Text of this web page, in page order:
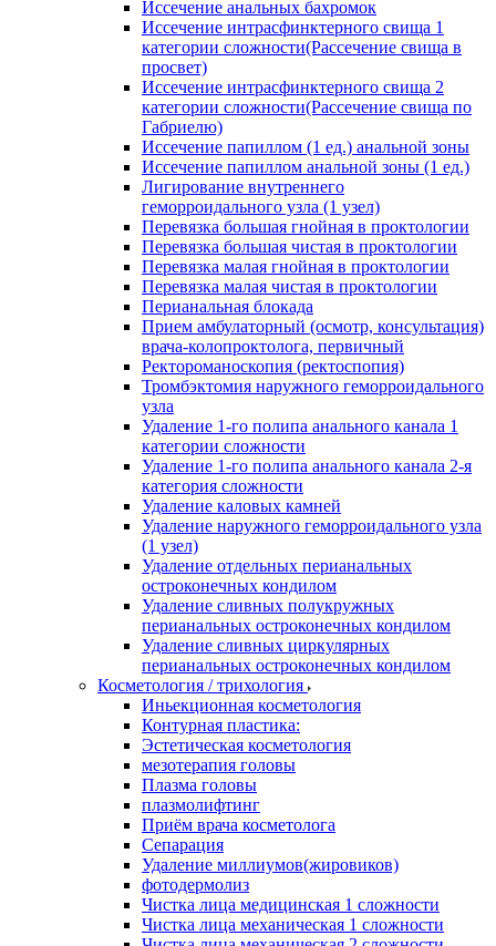
Иссечение анальных бахромок
Иссечение интрасфинктерного свища 1
категории сложности(Рассечение свища в
просвет)
Иссечение интрасфинктерного свища 2
категории сложности(Рассечение свища по
Габриелю)
Иссечение папиллом (1 ед.) анальной зоны
Иссечение папиллом анальной зоны (1 ед.)
Лигирование внутреннего
геморроидального узла (1 узел)
Перевязка большая гнойная в проктологии
Перевязка большая чистая в проктологии
Перевязка малая гнойная в проктологии
Перевязка малая чистая в проктологии
Перианальная блокада
Прием амбулаторный (осмотр, консультация)
врача-колопроктолога, первичный
Ректороманоскопия (ректоспопия)
Тромбэктомия наружного геморроидального
узла
Удаление 1-го полипа анального канала 1
категории сложности
Удаление 1-го полипа анального канала 2-я
категория сложности
Удаление каловых камней
Удаление наружного геморроидального узла
(1 узел)
Удаление отдельных перианальных
остроконечных кондилом
Удаление сливных полукружных
перианальных остроконечных кондилом
Удаление сливных циркулярных
перианальных остроконечных кондилом
Косметология / трихология
Иньекционная косметология
Контурная пластика:
Эстетическая косметология
мезотерапия головы
Плазма головы
плазмолифтинг
Приём врача косметолога
Сепарация
Удаление миллиумов(жировиков)
фотодермолиз
Чистка лица медицинская 1 сложности
Чистка лица механическая 1 сложности